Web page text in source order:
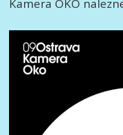
Kamera OKO